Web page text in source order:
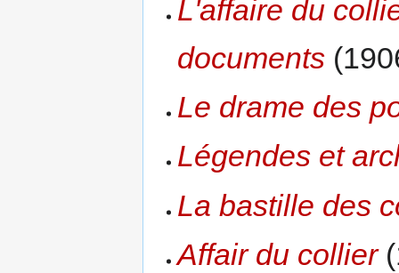
L'affaire du
documents
Le drame des
Légendes et
La bastille des
Affair du collier